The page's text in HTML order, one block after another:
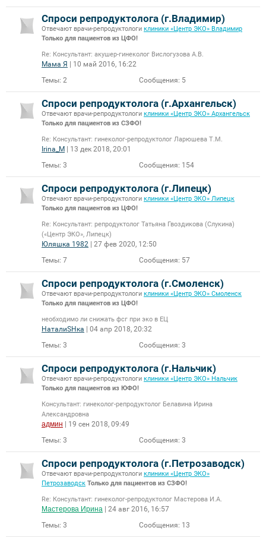
Спроси репродуктолога (г.Владимир)
Отвечают врачи-репродуктологи клиники «Центр ЭКО» Владимир
Только для пациентов из ЦФО!
Re: Консультант: акушер-гинеколог Вислогузова А.В.
Мама Я
| 10 май 2016, 16:22
Темы: 2 Сообщения: 5
Спроси репродуктолога (г.Архангельск)
Отвечают врачи-репродуктологи клиники «Центр ЭКО» Архангельск
Только для пациентов из СЗФО!
Re: Консультант: гинеколог-репродуктолог Ларюшева Т.М.
Irina_M | 13 дек 2018, 20:01
Темы: 3 Сообщения: 154
Спроси репродуктолога (г.Липецк)
Отвечают врачи-репродуктологи клиники «Центр ЭКО» Липецк
Только для пациентов из ЦФО!
Re: Консультант: репродуктолог Татьяна Гвоздикова (Слукина)
(«Центр ЭКО», Липецк)
Юляшка 1982 | 27 фев 2020, 12:50
Темы: 7 Сообщения: 57
Спроси репродуктолога (г.Смоленск)
Отвечают врачи-репродуктологи клиники «Центр ЭКО» Смоленск
Только для пациентов из ЦФО!
необходимо ли снижать фсг при эко в ЕЦ
НаталиSHка | 04 апр 2018, 20:32
Темы: 3 Сообщения: 3
Спроси репродуктолога (г.Нальчик)
Отвечают врачи-репродуктологи клиники «Центр ЭКО» Нальчик
Только для пациентов из ЮФО!
Консультант: гинеколог-репродуктолог Белавина Ирина
Александровна
админ | 19 сен 2018, 09:49
Темы: 3 Сообщения: 3
Спроси репродуктолога (г.Петрозаводск)
Отвечают врачи-репродуктологи клиники «Центр ЭКО»
Петрозаводск Только для пациентов из СЗФО!
Re: Консультант: гинеколог-репродуктолог Мастерова И.А.
Мастерова Ирина | 24 авг 2016, 16:57
Темы: 3 Сообщения: 13